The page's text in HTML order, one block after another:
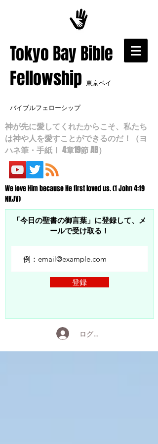
​Tokyo Bay Bible
Fellowship 東京ベイ
バイブルフェローシップ
神が先に愛してくれたからこそ、私たち
は神や人を愛すことができるのだ！（ヨ
ハネ筆・手紙Ⅰ 4章19節 AB）
We love Him because He first loved us. (1 John 4:19
NKJV)
「今日の聖書の御言葉」に登録して、メ
ールで受け取る！
登録
ログイン